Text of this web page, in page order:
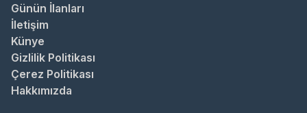
Günün İlanları
İletişim
Künye
Gizlilik Politikası
Çerez Politikası
Hakkımızda